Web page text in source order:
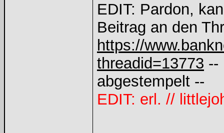
EDIT: Pardon,
Beitrag an den
https://
threadid=13773 --
abgestempelt --
EDIT: erl. //